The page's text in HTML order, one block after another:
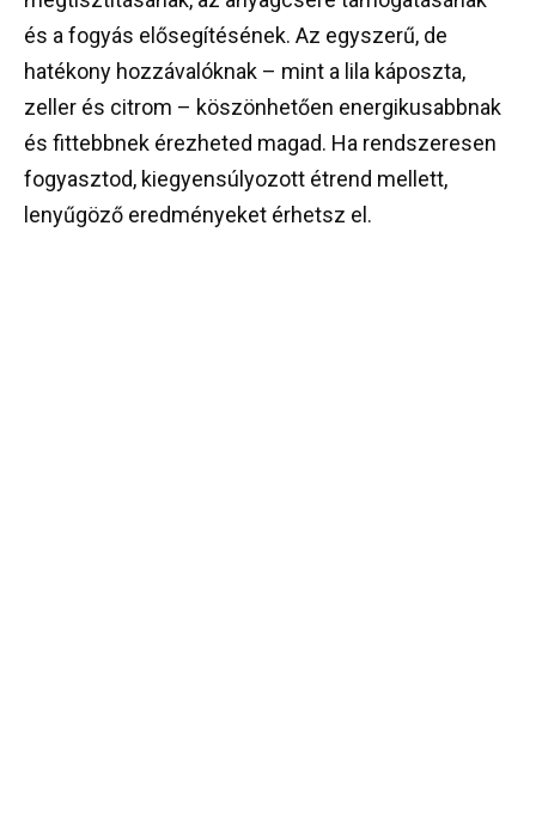
és a fogyás elősegítésének. Az egyszerű, de
hatékony hozzávalóknak – mint a lila káposzta,
zeller és citrom – köszönhetően energikusabbnak
és fittebbnek érezheted magad. Ha rendszeresen
fogyasztod, kiegyensúlyozott étrend mellett,
lenyűgöző eredményeket érhetsz el.